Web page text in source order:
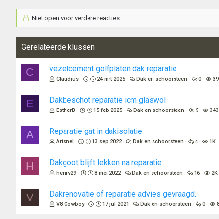
Niet open voor verdere reacties.
Gerelateerde klussen
C vezelcement golfplaten dak reparatie
Claudius 24 mrt 2025 Dak en schoorsteen 0
E Dakbeschot reparatie icm glaswol
EstherB 15 feb 2025 Dak en schoorsteen 5 343
A Reparatie gat in dakisolatie
Artsnel 13 sep 2022 Dak en schoorsteen 4 1K
H Dakgoot blijft lekken na reparatie
henry29 8 mei 2022 Dak en schoorsteen 16 2K
V Dakrenovatie of reparatie advies gevraagd.
V8 Cowboy 17 jul 2021 Dak en schoorsteen 0